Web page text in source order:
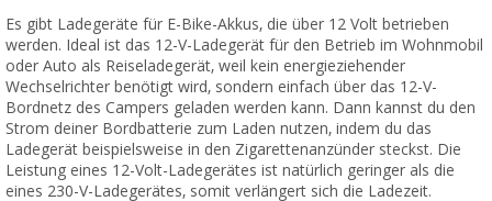
Es gibt Ladegeräte für E-Bike-Akkus, die über 12 Volt betrieben
werden. Ideal ist das 12-V-Ladegerät für den Betrieb im Wohnmobil
oder Auto als Reiseladegerät, weil kein energieziehender
Wechselrichter benötigt wird, sondern einfach über das 12-V-
Bordnetz des Campers geladen werden kann. Dann kannst du den
Strom deiner Bordbatterie zum Laden nutzen, indem du das
Ladegerät beispielsweise in den Zigarettenanzünder steckst. Die
Leistung eines 12-Volt-Ladegerätes ist natürlich geringer als die
eines 230-V-Ladegerätes, somit verlängert sich die Ladezeit.